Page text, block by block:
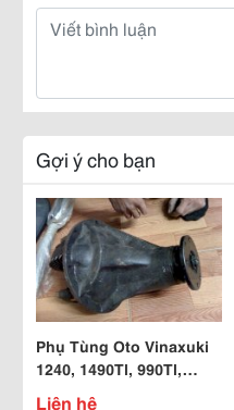
Gợi ý cho bạn
Phụ Tùng Oto Vinaxuki
1240, 1490Tl, 990Tl,
3500Tl, 1021, 1022,
Liên hệ